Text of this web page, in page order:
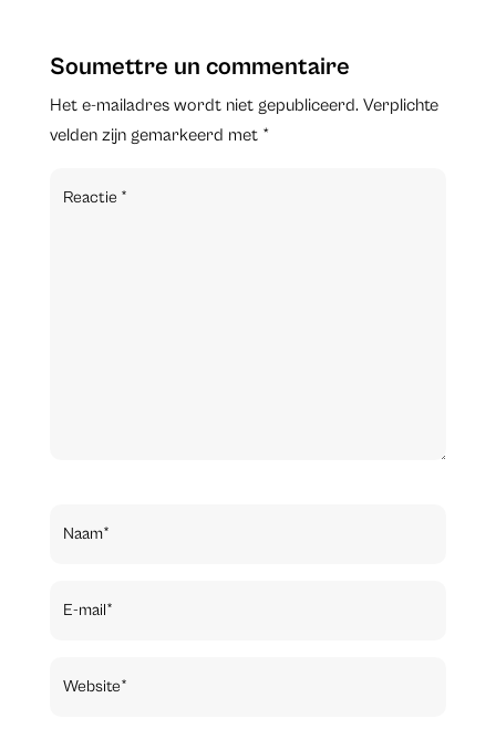
Soumettre un commentaire
Het e-mailadres wordt niet gepubliceerd. Verplichte
velden zijn gemarkeerd met *